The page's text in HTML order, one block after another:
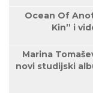
Ocean Of
Kin” i
Marina
novi studijski